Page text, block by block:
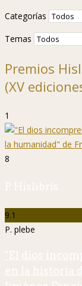
Categorías
Temas
Premios
(XV
1
8
P. Hislibris
9.1
P. plebe
"El dios
en la historia